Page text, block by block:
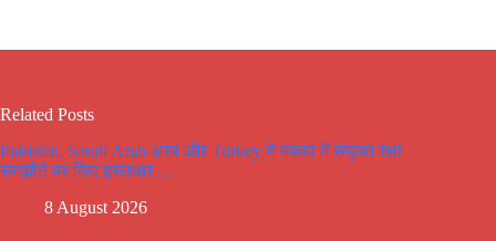
Related Posts
Pakistan, Saudi Arab अरब और Turkey ने मक्का में संयुक्त रक्षा
समझौते पर किए हस्ताक्षर…
8 August 2026